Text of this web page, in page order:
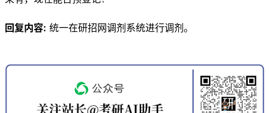
回复内容: 统一在研招网调剂系统进行调剂。